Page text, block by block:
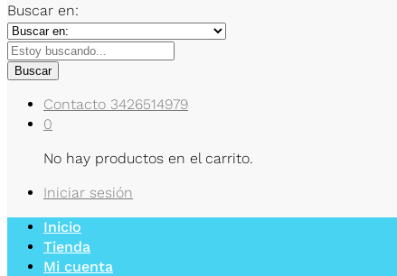
Buscar en:
Buscar
Contacto 3426514979
0
No hay productos en el carrito.
Iniciar sesión
Inicio
Tienda
Mi cuenta